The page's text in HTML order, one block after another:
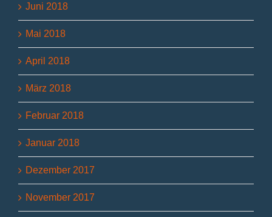
Juni 2018
Mai 2018
April 2018
März 2018
Februar 2018
Januar 2018
Dezember 2017
November 2017